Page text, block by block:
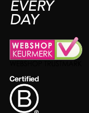
EVERY
DAY